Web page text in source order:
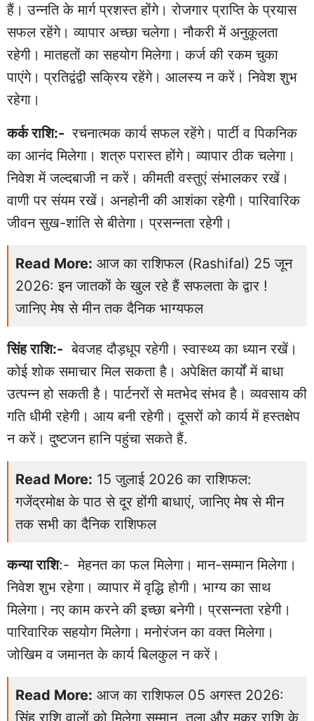
हैं। उन्नति के मार्ग प्रशस्त होंगे। रोजगार प्राप्ति के प्रयास
सफल रहेंगे। व्यापार अच्‍छा चलेगा। नौकरी में अनुकूलता
रहेगी। मातहतों का सहयोग मिलेगा। कर्ज की रकम चुका
पाएंगे। प्रतिद्वंद्वी सक्रिय रहेंगे। आलस्य न करें। निवेश शुभ
रहेगा।
कर्क राशि:- रचनात्मक कार्य सफल रहेंगे। पार्टी व पिकनिक
का आनंद मिलेगा। शत्रु परास्त होंगे। व्यापार ठीक चलेगा।
निवेश में जल्दबाजी न करें। कीमती वस्तुएं संभालकर रखें।
वाणी पर संयम रखें। अनहोनी की आशंका रहेगी। पारिवारिक
जीवन सुख-शांति से बीतेगा। प्रसन्नता रहेगी।
Read More: आज का राशिफल (Rashifal) 25 जून
2026: इन जातकों के खुल रहे हैं सफलता के द्वार !
जानिए मेष से मीन तक दैनिक भाग्यफल
सिंह राशि:- बेवजह दौड़धूप रहेगी। स्वास्थ्य का ध्यान रखें।
कोई शोक समाचार मिल सकता है। अपेक्षित कार्यों में बाधा
उत्पन्न हो सकती है। पार्टनरों से मतभेद संभव है। व्यवसाय की
गति धीमी रहेगी। आय बनी रहेगी। दूसरों को कार्य में हस्तक्षेप
न करें। दुष्टजन हानि पहुंचा सकते हैं.
Read More: 15 जुलाई 2026 का राशिफल:
गजेंद्रमोक्ष के पाठ से दूर होंगी बाधाएं, जानिए मेष से मीन
तक सभी का दैनिक राशिफल
कन्या राशि:- मेहनत का फल मिलेगा। मान-सम्मान मिलेगा।
निवेश शुभ रहेगा। व्यापार में वृद्धि होगी। भाग्य का साथ
मिलेगा। नए काम करने की इच्छा बनेगी। प्रसन्नता रहेगी।
पारिवारिक सहयोग मिलेगा। मनोरंजन का वक्त मिलेगा।
जोखिम व जमानत के कार्य बिलकुल न करें।
Read More: आज का राशिफल 05 अगस्त 2026:
सिंह राशि वालों को मिलेगा सम्मान, तुला और मकर राशि के